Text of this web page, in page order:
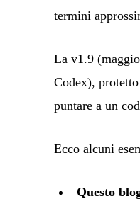
termini
La v1.9
Codex),
puntare a un
Ecco alcuni
Questo